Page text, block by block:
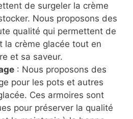
de surgeler la crème
Nous proposons des
qualité qui permettent de
la crème glacée tout en
et sa saveur.
: Nous proposons des
pour les pots et autres
Ces armoires sont
pour préserver la qualité